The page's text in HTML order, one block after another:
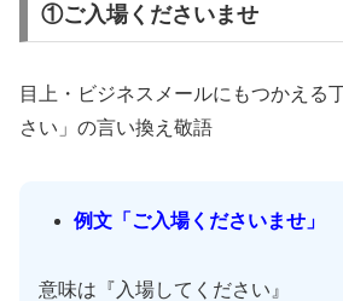
①ご入場くださいませ
目上・ビジネスメールにもつかえる
さい」の言い換え敬語
例文「ご入場くださいませ」
意味は『入場してください』